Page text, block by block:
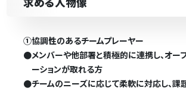
①協調性のあるチームプレーヤー
●メンバーや他部署と積極的に連携し、オー
ーションが取れる方
●チームのニーズに応じて柔軟に対応し、課